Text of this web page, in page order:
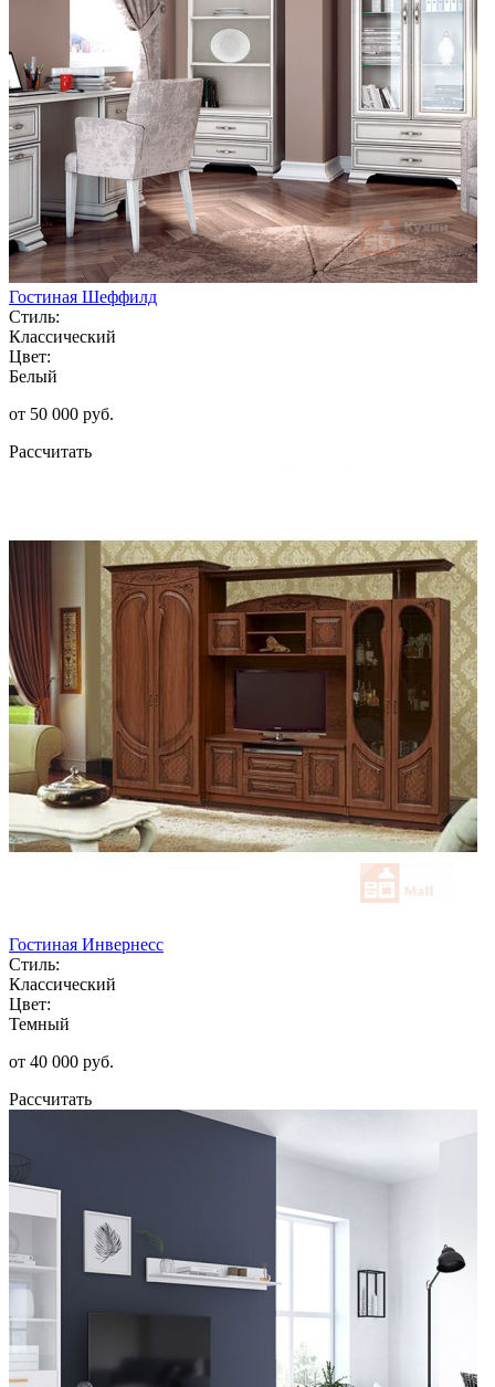
Гостиная Шеффилд
Стиль:
Классический
Цвет:
Белый
от 50 000 руб.
Рассчитать
Гостиная Инвернесс
Стиль:
Классический
Цвет:
Темный
от 40 000 руб.
Рассчитать